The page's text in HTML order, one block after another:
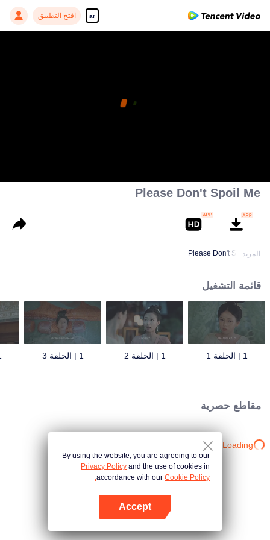
ar افتح التطبيق
Please Don't Spoil Me
Please Don't Spoil Me
المزيد
قائمة التشغيل
1 | الحلقة 1 1 | الحلقة 2 1 | الحلقة 3
مقاطع حصرية
Loading…
By using the website, you are agreeing to our
Privacy Policy and the use of cookies in
accordance with our Cookie Policy.
Accept